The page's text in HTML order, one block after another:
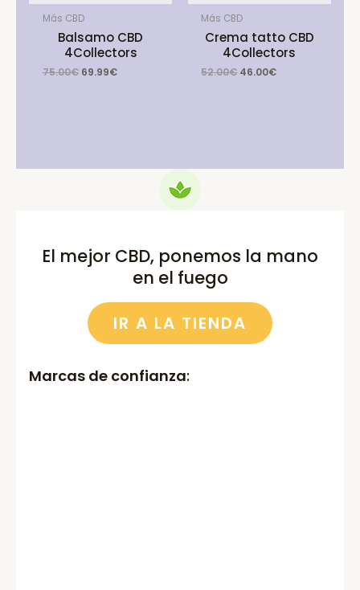
Más CBD
Balsamo CBD
4Collectors
75.00€ Original
69.99€Current
Más CBD
Crema tatto CBD
4Collectors
52.00€ Original
46.00€Current
El mejor CBD, ponemos la mano
en el fuego
IR A LA TIENDA
Marcas de confianza: